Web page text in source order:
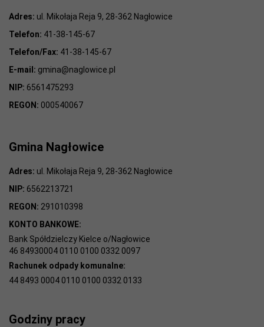
Adres: ul. Mikołaja Reja 9, 28-362 Nagłowice
Telefon: 41-38-145-67
Telefon/Fax: 41-38-145-67
E-mail: gmina@naglowice.pl
NIP: 6561475293
REGON: 000540067
Gmina Nagłowice
Adres: ul. Mikołaja Reja 9, 28-362 Nagłowice
NIP: 6562213721
REGON: 291010398
KONTO BANKOWE:
Bank Spółdzielczy Kielce o/Nagłowice
46 84930004 0110 0100 0332 0097
Rachunek odpady komunalne:
44 8493 0004 0110 0100 0332 0133
Godziny pracy